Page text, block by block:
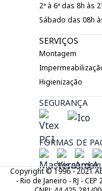
2ª à 6ª das 8h às
Sábado das 08h
SERVIÇOS
Montagem
Higienização
SEGURANÇA
FORMAS DE
Copyright © 1996 - 2021
- Rio de Janeiro - RJ -